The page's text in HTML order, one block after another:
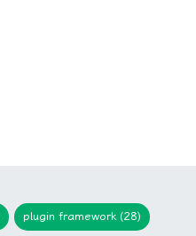
plugin framework (28)